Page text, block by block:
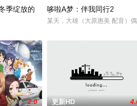
类与人鱼之间长达数个世纪
然出现从10年后穿越而来26岁的自己（松坂桃
季绽放的
哆啦A梦：伴我同行2
某天，大雄（大原惠美 配音）
2.0 更新HD